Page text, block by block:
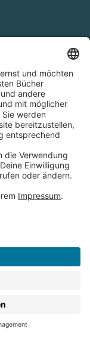
innerhalb
36, D-70182